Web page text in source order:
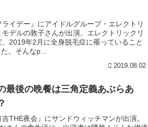
イデー』にアイドルグループ・エレクトリ
デルの敦子さんが出演。エレクトリックリ
2019年2月に全身脱毛症に罹っていること
。そんなp...
2019.08.02
最後の晩餐は三角定義あぶらあ
THE夜会』にサンドウィッチマンが出演。